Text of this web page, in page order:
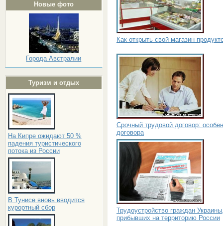
Новые фото
Города Австралии
Туризм и отдых
На Кипре ожидают 50 %
падения туристического
потока из России
В Тунисе вновь вводится
курортный сбор
Как открыть свой магазин
Срочный трудовой договор:
договора
Трудоустройство граждан
прибывших на территорию России